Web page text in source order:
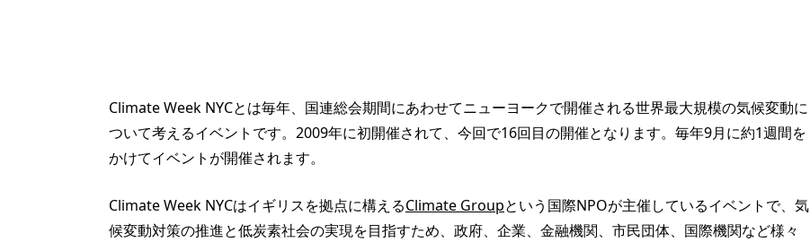
Climate Week NYCとは毎年、国連総会期間にあわせてニューヨークで開催される世界最大規模の気候変動に
ついて考えるイベントです。2009年に初開催されて、今回で16回目の開催となります。毎年9月に約1週間を
かけてイベントが開催されます。
Climate Week NYCはイギリスを拠点に構えるClimate Groupという国際NPOが主催しているイベントで、気
候変動対策の推進と低炭素社会の実現を目指すため、政府、企業、金融機関、市民団体、国際機関など様々